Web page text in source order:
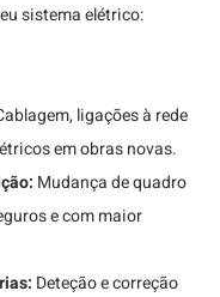
sistema elétrico:
ligações à rede
em obras novas.
Mudança de quadro
e com maior
Deteção e correção